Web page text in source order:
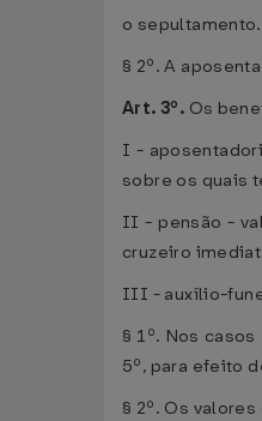
o sepultamento.
§ 2º. A
Art. 3º. Os
I -
sobre os quais
II - pensão -
cruzeiro
III - auxílio-
§ 1º. Nos
5º, para efeito
§ 2º. Os